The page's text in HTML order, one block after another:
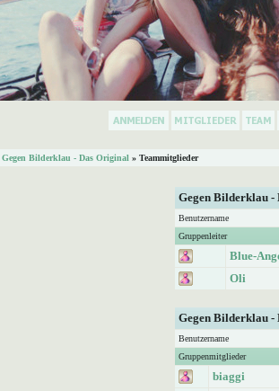
Gegen Bilderklau - Das Original » Teammitglieder
Gegen Bilderklau
Benutzername
Gruppenleiter
Blue-
Oli
Gegen Bilderklau
Benutzername
Gruppenmitglieder
biaggi